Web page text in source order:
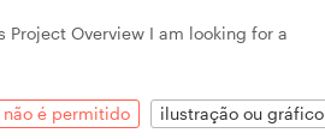
Project Overview I am looking for a
não é permitido
ilustração ou gráfico